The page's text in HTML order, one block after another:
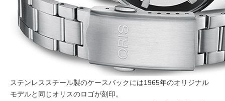
ステンレススチール製のケースバックには1965年のオリジナル
モデルと同じオリスのロゴが刻印。